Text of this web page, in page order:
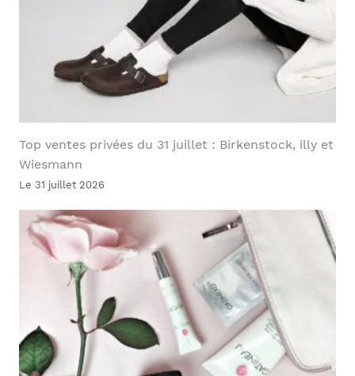
Top ventes privées du 31 juillet : Birkenstock, illy et
Wiesmann
Le 31 juillet 2026